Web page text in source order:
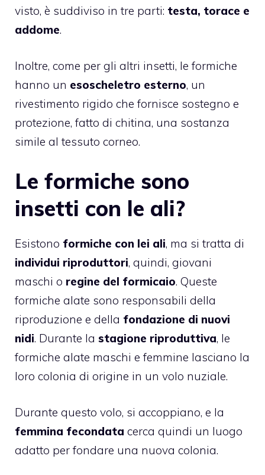
visto, è suddiviso in tre parti: testa, torace e
addome.
Inoltre, come per gli altri insetti, le formiche
hanno un esoscheletro esterno, un
rivestimento rigido che fornisce sostegno e
protezione, fatto di chitina, una sostanza
simile al tessuto corneo.
Le formiche sono
insetti con le ali?
Esistono formiche con lei ali, ma si tratta di
individui riproduttori, quindi, giovani
maschi o regine del formicaio. Queste
formiche alate sono responsabili della
riproduzione e della fondazione di nuovi
nidi. Durante la stagione riproduttiva, le
formiche alate maschi e femmine lasciano la
loro colonia di origine in un volo nuziale.
Durante questo volo, si accoppiano, e la
femmina fecondata cerca quindi un luogo
adatto per fondare una nuova colonia.